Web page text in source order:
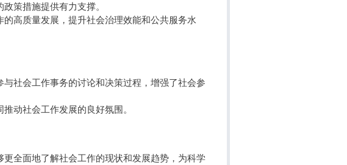
策措施提供有力支撑。
高质量发展，提升社会治理效能和公共服务水
社会工作事务的讨论和决策过程，增强了社会参
动社会工作发展的良好氛围。
全面地了解社会工作的现状和发展趋势，为科学